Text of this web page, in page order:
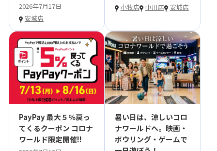
2026年7月17日
安城店
小牧店
中川店 安城店
PayPay 最大５％戻っ
てくるクーポン コロナ
ワールド限定開催!!
暑い日は、涼しいコロ
ナワールドへ。映画・
ボウリング・ゲームで